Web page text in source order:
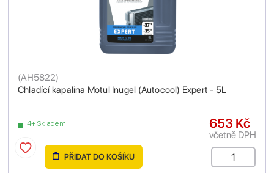
Chladící kapalina Motul Inugel (Autocool) Expert - 5L
(AH5822)
4+ Skladem 653 Kč
včetně DPH
PŘIDAT DO KOŠÍKU